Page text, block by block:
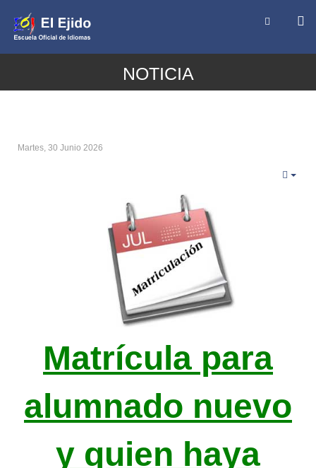
NOTICIA
Martes, 30 Junio 2026
Matrícula para
alumnado nuevo
y quien haya